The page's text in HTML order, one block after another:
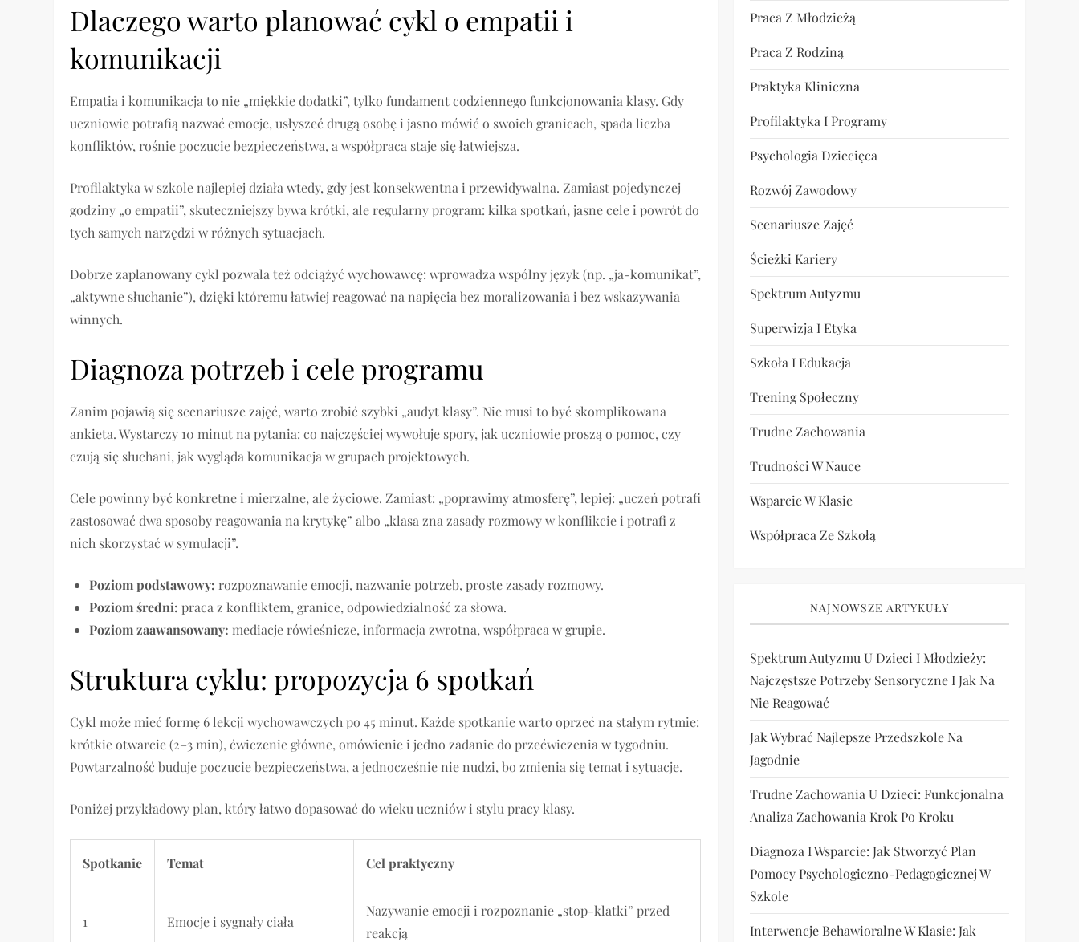
Dlaczego warto planować cykl o empatii i
komunikacji
Empatia i komunikacja to nie „miękkie dodatki”, tylko fundament codziennego funkcjonowania klasy. Gdy
uczniowie potrafią nazwać emocje, usłyszeć drugą osobę i jasno mówić o swoich granicach, spada liczba
konfliktów, rośnie poczucie bezpieczeństwa, a współpraca staje się łatwiejsza.
Profilaktyka w szkole najlepiej działa wtedy, gdy jest konsekwentna i przewidywalna. Zamiast pojedynczej
godziny „o empatii”, skuteczniejszy bywa krótki, ale regularny program: kilka spotkań, jasne cele i powrót do
tych samych narzędzi w różnych sytuacjach.
Dobrze zaplanowany cykl pozwala też odciążyć wychowawcę: wprowadza wspólny język (np. „ja-komunikat”,
„aktywne słuchanie”), dzięki któremu łatwiej reagować na napięcia bez moralizowania i bez wskazywania
winnych.
Diagnoza potrzeb i cele programu
Zanim pojawią się scenariusze zajęć, warto zrobić szybki „audyt klasy”. Nie musi to być skomplikowana
ankieta. Wystarczy 10 minut na pytania: co najczęściej wywołuje spory, jak uczniowie proszą o pomoc, czy
czują się słuchani, jak wygląda komunikacja w grupach projektowych.
Cele powinny być konkretne i mierzalne, ale życiowe. Zamiast: „poprawimy atmosferę”, lepiej: „uczeń potrafi
zastosować dwa sposoby reagowania na krytykę” albo „klasa zna zasady rozmowy w konflikcie i potrafi z
nich skorzystać w symulacji”.
Poziom podstawowy: rozpoznawanie emocji, nazwanie potrzeb, proste zasady rozmowy.
Poziom średni: praca z konfliktem, granice, odpowiedzialność za słowa.
Poziom zaawansowany: mediacje rówieśnicze, informacja zwrotna, współpraca w grupie.
Struktura cyklu: propozycja 6 spotkań
Cykl może mieć formę 6 lekcji wychowawczych po 45 minut. Każde spotkanie warto oprzeć na stałym rytmie:
krótkie otwarcie (2–3 min), ćwiczenie główne, omówienie i jedno zadanie do przećwiczenia w tygodniu.
Powtarzalność buduje poczucie bezpieczeństwa, a jednocześnie nie nudzi, bo zmienia się temat i sytuacje.
Poniżej przykładowy plan, który łatwo dopasować do wieku uczniów i stylu pracy klasy.
Spotkanie Temat Cel praktyczny
1 Emocje i sygnały ciała
Nazywanie emocji i rozpoznanie „stop-klatki” przed
reakcją
Praca Z Młodzieżą
Praca Z Rodziną
Praktyka Kliniczna
Profilaktyka I Programy
Psychologia Dziecięca
Rozwój Zawodowy
Scenariusze Zajęć
Ścieżki Kariery
Spektrum Autyzmu
Superwizja I Etyka
Szkoła I Edukacja
Trening Społeczny
Trudne Zachowania
Trudności W Nauce
Wsparcie W Klasie
Współpraca Ze Szkołą
NAJNOWSZE ARTYKUŁY
Spektrum Autyzmu U Dzieci I Młodzieży:
Najczęstsze Potrzeby Sensoryczne I Jak Na
Nie Reagować
Jak Wybrać Najlepsze Przedszkole Na
Jagodnie
Trudne Zachowania U Dzieci: Funkcjonalna
Analiza Zachowania Krok Po Kroku
Diagnoza I Wsparcie: Jak Stworzyć Plan
Pomocy Psychologiczno-Pedagogicznej W
Szkole
Interwencje Behawioralne W Klasie: Jak